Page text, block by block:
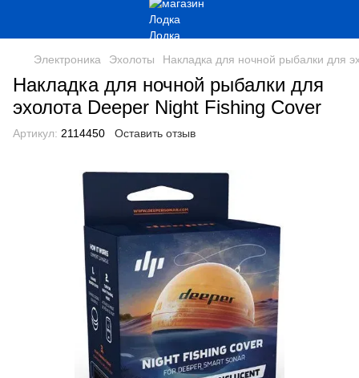
Электроника Эхолоты Накладка для ночной рыбалки для
Накладка для ночной рыбалки для
эхолота Deeper Night Fishing Cover
Артикул: 2114450 Оставить отзыв